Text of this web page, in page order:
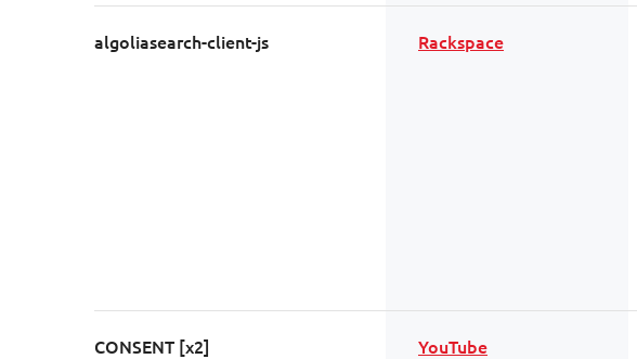
algoliasearch-client-js Rackspace
CONSENT [x2] YouTube